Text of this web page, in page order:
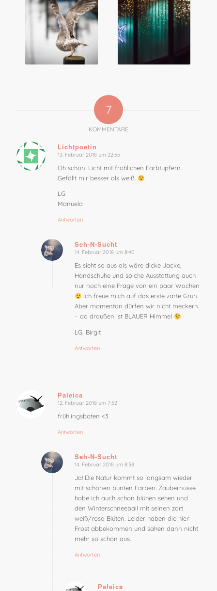
7
KOMMENTARE
Lichtpoetin
sagte:
13. Februar 2018 um 22:55
Oh schön. Licht mit fröhlichen Farbtupfern.
Gefällt mir besser als weiß.
LG
Manuela
Antworten
Seh-N-Sucht
sagte:
14. Februar 2018 um 8:40
Es sieht so aus als wäre dicke Jacke,
Handschuhe und solche Ausstattung auch
nur noch eine Frage von ein paar Wochen
Ich freue mich auf das erste zarte Grün.
Aber momentan dürfen wir nicht meckern
– da draußen ist BLAUER Himmel
LG, Birgit
Antworten
Paleica
sagte:
12. Februar 2018 um 7:52
frühlingsboten <3
Antworten
Seh-N-Sucht
sagte:
14. Februar 2018 um 8:38
Ja! Die Natur kommt so langsam wieder
mit schönen bunten Farben. Zaubernüsse
habe ich auch schon blühen sehen und
den Winterschneeball mit seinen zart
weiß/rosa Blüten. Leider haben die hier
Frost abbekommen und sahen dann nicht
mehr so schön aus.
Antworten
Paleica